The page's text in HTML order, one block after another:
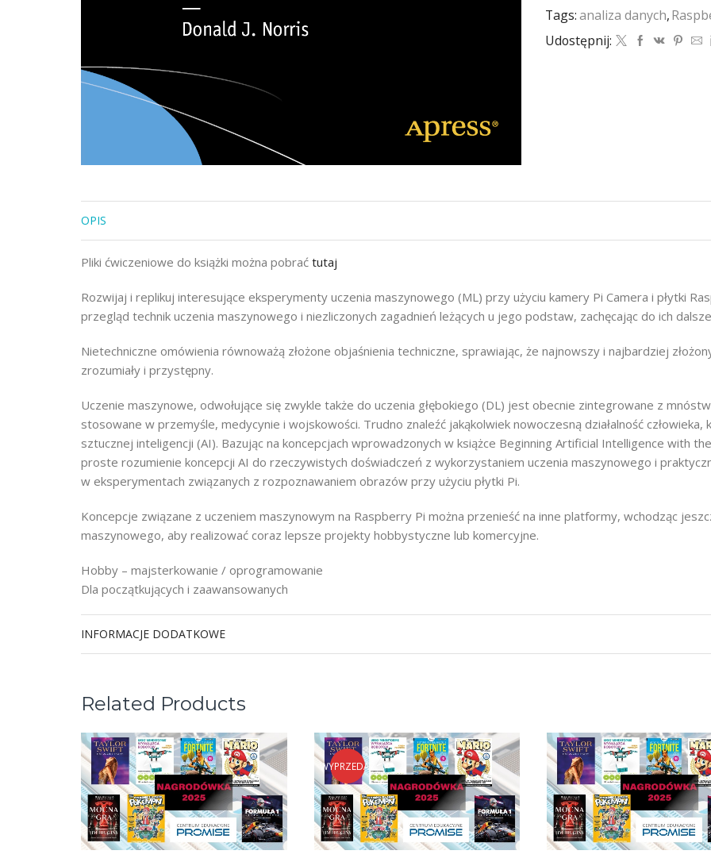
Tags:analiza danych,
Udostępnij:
OPIS
Pliki ćwiczeniowe do książki można pobrać tutaj
Rozwijaj i replikuj interesujące eksperymenty uczenia maszynowego (ML) przy użyciu kamery Pi Camera i płytki
przegląd technik uczenia maszynowego i niezliczonych zagadnień leżących u jego podstaw, zachęcając do ich
Nietechniczne omówienia równoważą złożone objaśnienia techniczne, sprawiając, że najnowszy i najbardziej
zrozumiały i przystępny.
Uczenie maszynowe, odwołujące się zwykle także do uczenia głębokiego (DL) jest obecnie zintegrowane z
stosowane w przemyśle, medycynie i wojskowości. Trudno znaleźć jakąkolwiek nowoczesną działalność człowieka,
sztucznej inteligencji (AI). Bazując na koncepcjach wprowadzonych w książce Beginning Artificial Intelligence with
proste rozumienie koncepcji AI do rzeczywistych doświadczeń z wykorzystaniem uczenia maszynowego i
w eksperymentach związanych z rozpoznawaniem obrazów przy użyciu płytki Pi.
Koncepcje związane z uczeniem maszynowym na Raspberry Pi można przenieść na inne platformy, wchodząc
maszynowego, aby realizować coraz lepsze projekty hobbystyczne lub komercyjne.
Hobby – majsterkowanie / oprogramowanie
Dla początkujących i zaawansowanych
INFORMACJE DODATKOWE
Related Products
WYPRZEDAŻ